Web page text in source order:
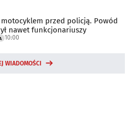
motocyklem przed policją. Powód
nawet funkcjonariuszy
10:00
WIADOMOŚCI